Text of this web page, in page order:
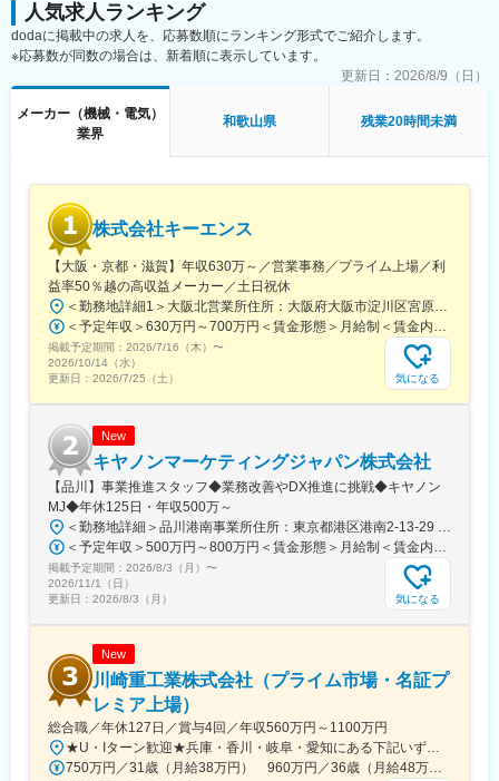
■入社してすぐ
・まずは図面の修正や簡単な作成からスタート
・設計担当の指示をもとに、少しずつ業務の流れを覚えていきま
す
・慣れてきたら、簡単な資料作成などもお任せしていきます
や修正を行い、照明をカタチにしていきます
・試作品の組み立てや動作チェック、性能の確認などにも関わり
ながら完成までをサポート
・データの整理や簡単な資料作成を通して、設計全体の流れを少
しずつ理解していきます
・部品の管理なども徐々に経験し、できることを広げながら設計
にも挑戦できます
■強み：設計担当のサポートからスタートし、ゆくゆくは設計にも
チャレンジできる環境です
若手中心で相談しやすく、落ち着いた雰囲気のチームです
◎社員の声：最初は覚えることもありますが、少しずつできるこ
とが増えていくのが楽しいです。自分が関わった照明が実際に使
われているのを見た時は、とてもやりがいを感じます。
■会社について
・屋外照明・LEDサイン・イルミネーションに特化したメーカー
で、企画・設計・製造・販売まで一貫して手がけている企業です
変更の範囲：会社の定める業務
人気求人ランキング
dodaに掲載中の求人を、応募数順にランキング形式でご紹介します。
※応募数が同数の場合は、新着順に表示しています。
更新日： 2026/8/9（日）
メーカー（機械・電気）
業界
和歌山県 残業20時間未満
株式会社キーエンス
【大阪・京都・滋賀】年収630万～／営業事務／プライム上場／利
益率50％越の高収益メーカー／土日祝休
＜勤務地詳細1＞大阪北営業所住所：大阪府大阪市淀川区宮原3-5-36 新大阪トラストタワー勤務地最寄駅：新大阪駅受動喫煙対策：敷地内喫煙可能場所あり＜勤務地詳細2＞京都営業所住所：京都府京都市下京区四条通室町東入函谷鉾町101 アーバンネット四条烏丸ビル受動喫煙対策：屋内全面禁煙＜勤務地詳細3＞滋賀営業所住所：滋賀県大津市中央2-2-6 受動喫煙対策：屋内全面禁煙変更の範囲：会社の定める事業所
＜予定年収＞630万円～700万円＜賃金形態＞月給制＜賃金内訳＞月額（基本給）：279,000円～281,000円＜月給＞279,000円～281,000円＜昇給有無＞有＜残業手当＞有＜給与補足＞上記は入社初年度の想定年収です。※月給の金額とは別で、残業代、業績賞与支給有り※賞与：年4回、昇給：年1～2回※経験・能力等を考慮の上、同社規定により待遇を決定します※年収は会社業績によって変動することがあります賃金はあくまでも目安の金額であり、選考を通じて上下する可能性があります。月給(月額)は固定手当を含めた表記です。
掲載予定期間： 2026/7/16（木） 〜
2026/10/14（水）
更新日： 2026/7/25（土） 気になる
New
キヤノンマーケティングジャパン株式会社
【品川】事業推進スタッフ◆業務改善やDX推進に挑戦◆キヤノン
MJ◆年休125日・年収500万～
＜勤務地詳細＞品川港南事業所住所：東京都港区港南2-13-29 キヤノン港南ビル勤務地最寄駅：JR線／品川駅受動喫煙対策：屋内全面禁煙変更の範囲：会社の定める事業所（リモートワーク含む）
＜予定年収＞500万円～800万円＜賃金形態＞月給制＜賃金内訳＞月額（基本給）：280,000円～450,000円＜月給＞280,000円～450,000円＜昇給有無＞有＜残業手当＞有＜給与補足＞※経験・スキル・年齢等を考慮の上、当社規定により決定します。■業績昇給：年1回（4月）■賞与：年2回（6月・12月）賃金はあくまでも目安の金額であり、選考を通じて上下する可能性があります。月給(月額)は固定手当を含めた表記です。
掲載予定期間： 2026/8/3（月） 〜
2026/11/1（日）
更新日： 2026/8/3（月） 気になる
New
川崎重工業株式会社（プライム市場・名証プ
レミア上場）
総合職／年休127日／賞与4回／年収560万円～1100万円
★U・Iターン歓迎★兵庫・香川・岐阜・愛知にある下記いずれかの事業所・神戸工場／兵庫県神戸市中央区・西神工場／兵庫県神戸市西区・西神戸工場／兵庫県神戸市西区・明石工場／兵庫県明石市・播磨工場／兵庫県加古郡・岐阜工場／岐阜県各務原市・名古屋第一工場／愛知県弥富市・名古屋第二工場／愛知県海部郡・坂出工場／香川県坂出市・神戸本社／兵庫県神戸市中央区・東京本社／東京都港区 など※受動喫煙対策実施
750万円／31歳（月給38万円） 960万円／36歳（月給48万円）